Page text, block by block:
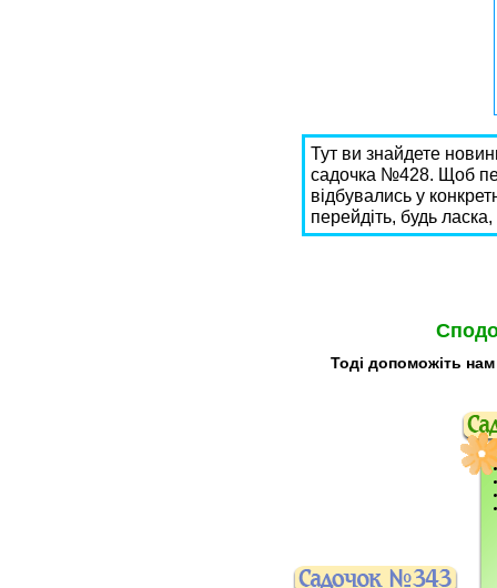
Тут ви знайдете
садочка №428. Щоб
відбувались у
перейдіть, будь
Тоді допоможіть